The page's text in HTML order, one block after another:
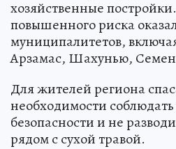
хозяйственные
повышенного риска
муниципалитетов,
Арзамас, Шахунью,
Для жителей региона
необходимости
безопасности и не
рядом с сухой травой.